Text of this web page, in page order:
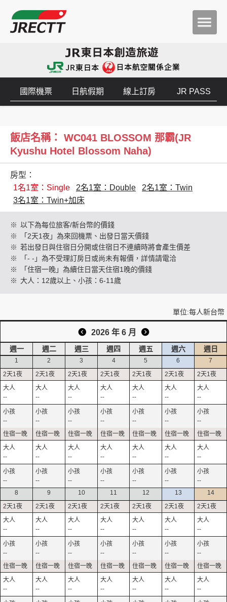
創造旅遊
國際機票 日航假期 線上訂房 JR PASS
飯店名稱： WC041 BLOSSOM 那霸(JR
Kyushu Hotel Blossom Naha)
房型：
1名1室：Single
2名1室：Double
2名1室：Twin
3名1室：Twin+加床
※ 以下為每位旅客/新台幣的價錢
※
「2天1夜」為來回機票、出發日當天價錢
※ 若出發日與住宿日分開或住宿日不連續時將會產生價差
※
「- -」為不受理訂房日或尚未有報價，詳情請電洽
※
「住宿一晚」為續住日當天住宿1晚的價錢
※ 大人：12歲以上、小孩：6-11歲
單位:每人新台幣
2026 年 6 月
週一 週二 週三 週四 週五 週六 週日
1
--
--
--
--
2
--
--
--
--
3
--
--
--
--
4
--
--
--
--
5
--
--
--
--
6
--
--
--
--
7
--
--
--
--
8
--
--
--
9
--
--
--
10
--
--
--
11
--
--
--
12
--
--
--
13
--
--
--
14
--
--
--